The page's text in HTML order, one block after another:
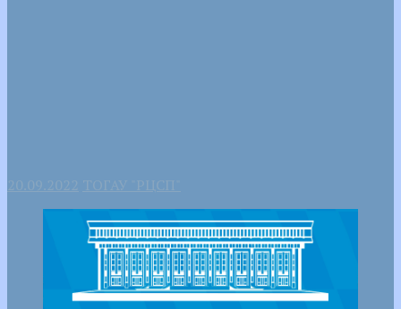
20.09.2022 ТОГАУ "РЦСП"